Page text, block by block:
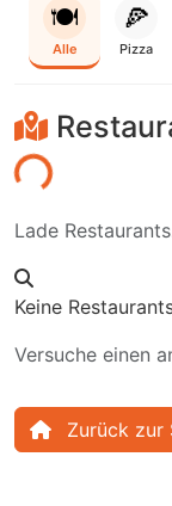
🍽️
Alle
🍕
Pizza
Lade
Keine
Versuche einen
Zurück zur